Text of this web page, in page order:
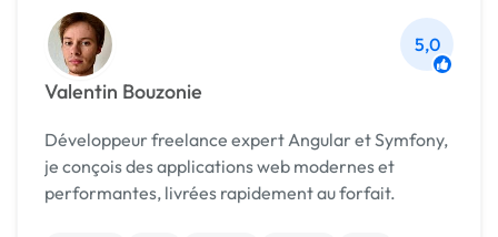
Valentin Bouzonie
5,0
Développeur freelance expert Angular et Symfony,
je conçois des applications web modernes et
performantes, livrées rapidement au forfait.